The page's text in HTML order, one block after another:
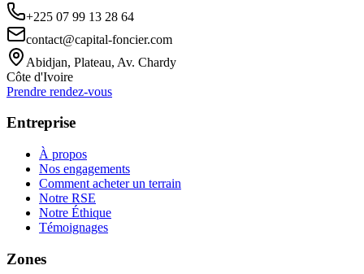
+225 07 99 13 28 64
contact@capital-foncier.com
Abidjan, Plateau, Av. Chardy
Côte d'Ivoire
Prendre rendez-vous
Entreprise
À propos
Nos engagements
Comment acheter un terrain
Notre RSE
Notre Éthique
Témoignages
Zones